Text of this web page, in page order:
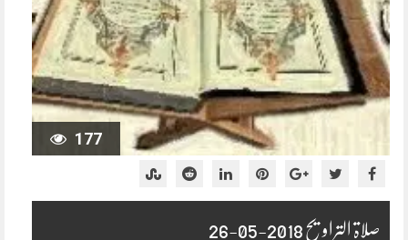
177
صلاۃ التراویح 2018-05-26